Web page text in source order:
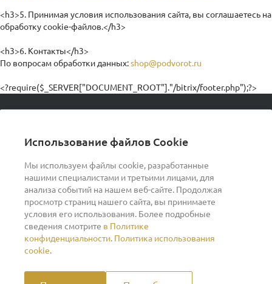
Использование файлов Cookie
Мы используем файлы cookie, разработанные
нашими специалистами и третьими лицами, для
анализа событий на нашем веб-сайте. Продолжая
просмотр страниц нашего сайта, вы принимаете
условия его использования. Более подробные
сведения смотрите в Политике
конфиденциальности. Политика использования
cookie.
<h3>5. Принимая условия использования сайта, вы соглашаетесь на
обработку cookie-файлов.</h3>
<h3>6. Контакты</h3>
По вопросам обработки данных:shop@podvorot.ru
<?require($_SERVER["DOCUMENT_ROOT"]."/bitrix/footer.php");?>
О компании
Помощь
Индивидуальный предприниматель Ильин Дмитрий
370260278346